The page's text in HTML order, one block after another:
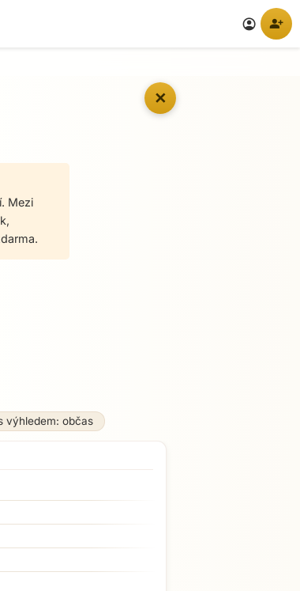
account_circle person_add
✕
Mezi
výhledem: občas